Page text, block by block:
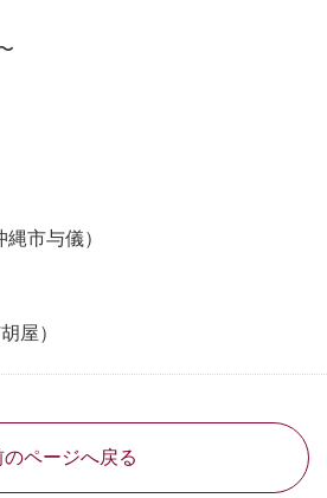
市与儀）
屋）
のページへ戻る